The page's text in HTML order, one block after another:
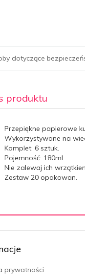
dotyczące
produktu
Przepiękne papierowe
Wykorzystywane na
Komplet: 6 sztuk.
Pojemność: 180ml.
Nie zalewaj ich
Zestaw 20 opakowan.
prywatności